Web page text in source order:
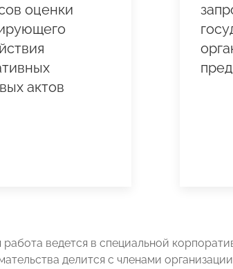
оценки
актов
работа ведется в специальной
делится с членами